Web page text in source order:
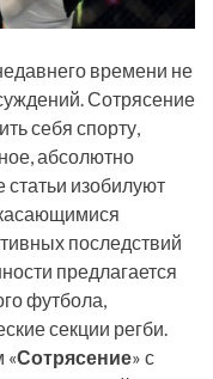
времени не
Сотрясение
себя спорту,
абсолютно
изобилуют
последствий
предлагается
футбола,
секции регби.
«Сотрясение» с